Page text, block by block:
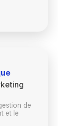
de
et le